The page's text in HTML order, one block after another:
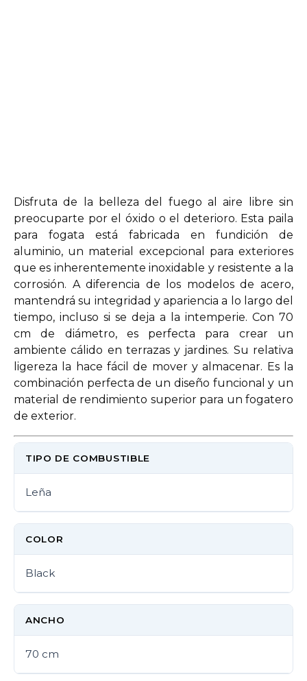
Disfruta de la belleza del fuego al aire libre sin
preocuparte por el óxido o el deterioro. Esta paila
para fogata está fabricada en fundición de
aluminio, un material excepcional para exteriores
que es inherentemente inoxidable y resistente a la
corrosión. A diferencia de los modelos de acero,
mantendrá su integridad y apariencia a lo largo del
tiempo, incluso si se deja a la intemperie. Con 70
cm de diámetro, es perfecta para crear un
ambiente cálido en terrazas y jardines. Su relativa
ligereza la hace fácil de mover y almacenar. Es la
combinación perfecta de un diseño funcional y un
material de rendimiento superior para un fogatero
de exterior.
TIPO DE COMBUSTIBLE
Leña
COLOR
Black
ANCHO
70 cm